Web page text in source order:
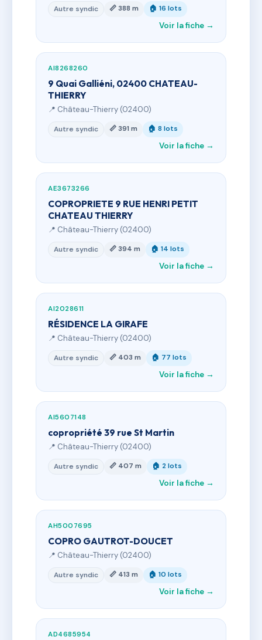
Autre syndic 📏 388 m 🏠 16 lots
Voir la fiche →
AI8268260
9 Quai Galliéni, 02400 CHATEAU-
THIERRY
📍 Château-Thierry (02400)
Autre syndic 📏 391 m 🏠 8 lots
Voir la fiche →
AE3673266
COPROPRIETE 9 RUE HENRI PETIT
CHATEAU THIERRY
📍 Château-Thierry (02400)
Autre syndic 📏 394 m 🏠 14 lots
Voir la fiche →
AI2028611
RÉSIDENCE LA GIRAFE
📍 Château-Thierry (02400)
Autre syndic 📏 403 m 🏠 77 lots
Voir la fiche →
AI5607148
copropriété 39 rue St Martin
📍 Château-Thierry (02400)
Autre syndic 📏 407 m 🏠 2 lots
Voir la fiche →
AH5007695
COPRO GAUTROT-DOUCET
📍 Château-Thierry (02400)
Autre syndic 📏 413 m 🏠 10 lots
Voir la fiche →
AD4685954